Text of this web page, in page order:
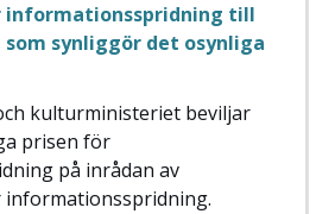
informationsspridning till
synliggör det osynliga
kulturministeriet beviljar
prisen för
på inrådan av